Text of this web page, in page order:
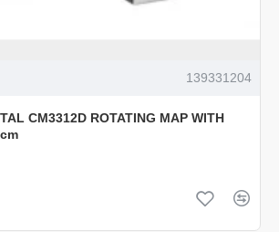
139331204
CM3312D ROTATING MAP WITH